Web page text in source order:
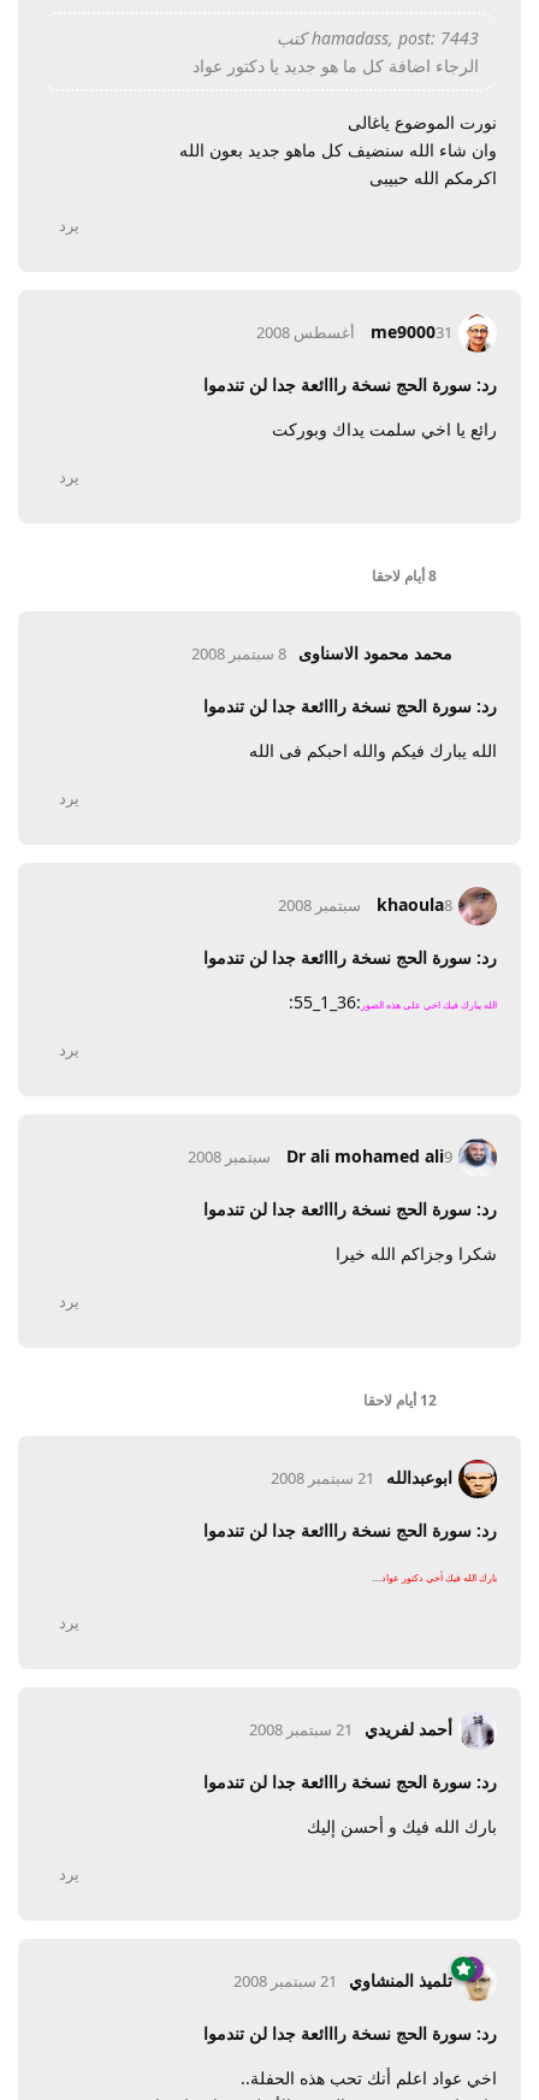
hamadass, post: 7443 كتب
الرجاء اضافة كل ما هو جديد يا دكتور عواد
نورت الموضوع ياغالى
وان شاء الله سنضيف كل ماهو جديد بعون الله
اكرمكم الله حبيبى
يرد
me900031 أغسطس 2008
رد: سورة الحج نسخة رااائعة جدا لن تندموا
رائع يا اخي سلمت يداك وبوركت
يرد
8 أيام لاحقا
محمد محمود الاسناوى 8 سبتمبر 2008
رد: سورة الحج نسخة رااائعة جدا لن تندموا
الله يبارك فيكم والله احبكم فى الله
يرد
khaoula8 سبتمبر 2008
رد: سورة الحج نسخة رااائعة جدا لن تندموا
الله يبارك فيك اخي على هذه الصور :36_1_55:
يرد
Dr ali mohamed ali9 سبتمبر 2008
رد: سورة الحج نسخة رااائعة جدا لن تندموا
شكرا وجزاكم الله خيرا
يرد
12 أيام لاحقا
ابوعبدالله 21 سبتمبر 2008
رد: سورة الحج نسخة رااائعة جدا لن تندموا
بارك الله فيك أخي دكتور عواد
يرد
أحمد لفريدي 21 سبتمبر 2008
رد: سورة الحج نسخة رااائعة جدا لن تندموا
بارك الله فيك و أحسن إليك
يرد
تلميذ المنشاوي 21 سبتمبر 2008
رد: سورة الحج نسخة رااائعة جدا لن تندموا
اخي عواد اعلم أنك تحب هذه الحفلة..